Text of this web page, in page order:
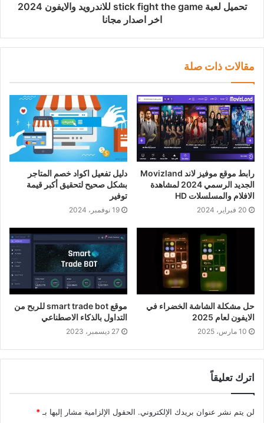
تحميل لعبة stick fight the game للاندرويد والايفون 2024
اخر اصدار مجانا
مقالات ذات صلة
رابط موقع موفيز لاند Movizland
الجديد الرسمي 2024 لمشاهدة
الافلام والمسلسلات HD
20 فبراير، 2024
دليل تفعيل اكواد خصم المتاجر
بشكل صحيح لتحقيق أكبر قيمة
توفير
19 نوفمبر، 2024
حل مشكلة الشاشة الخضراء في
الايفون لعام 2025
10 مارس، 2025
موقع smart trade bot للربح من
التداول بالذكاء الاصطناعي
27 ديسمبر، 2023
اترك تعليقاً
لن يتم نشر عنوان بريدك الإلكتروني. الحقول الإلزامية مشار إليها بـ *